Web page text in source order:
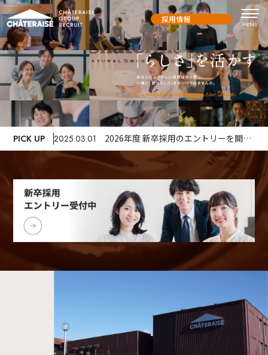
採用情報
PICK UP 2025.03.01
2026年度 新卒採用のエントリーを開始
しました